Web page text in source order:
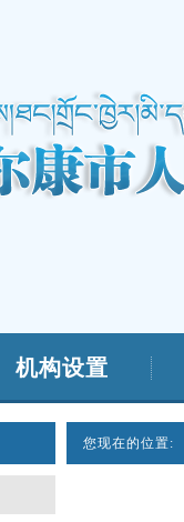
机构设置
您现在的位置: